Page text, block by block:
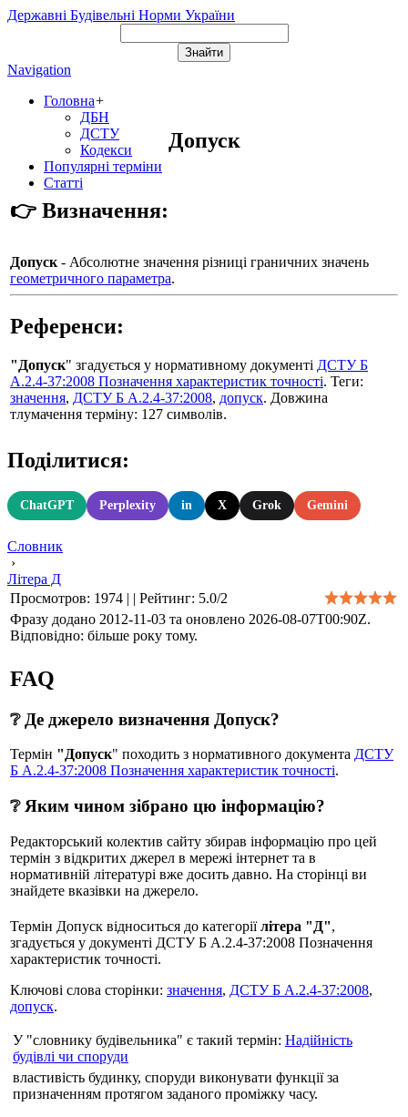
Державні Будівельні Норми України
Navigation
Головна+
ДБН
ДСТУ
Кодекси
Популярні терміни
Статті
Допуск
👉 Визначення:
Допуск - Абсолютне значення різниці граничних значень
геометричного параметра.
Референси:
"Допуск" згадується у нормативному документі ДСТУ Б
А.2.4-37:2008 Позначення характеристик точності. Теги:
значення, ДСТУ Б А.2.4-37:2008, допуск. Довжина
тлумачення терміну: 127 символів.
Поділитися:
ChatGPT Perplexity in X Grok Gemini
Словник
›
Літера Д
Просмотров: 1974 | | Рейтинг: 5.0/2
Фразу додано 2012-11-03 та оновлено 2026-08-07T00:90Z.
Відповідно: більше року тому.
FAQ
❔ Де джерело визначення Допуск?
Термін "Допуск" походить з нормативного документа ДСТУ
Б А.2.4-37:2008 Позначення характеристик точності.
❔ Яким чином зібрано цю інформацію?
Редакторський колектив сайту збирав інформацію про цей
термін з відкритих джерел в мережі інтернет та в
нормативній літературі вже досить давно. На сторінці ви
знайдете вказівки на джерело.
Термін Допуск відноситься до категоріїлітера "Д",
згадується у документі ДСТУ Б А.2.4-37:2008 Позначення
характеристик точності.
Ключові слова сторінки: значення, ДСТУ Б А.2.4-37:2008,
допуск.
У "словнику будівельника" є такий термін: Надійність
будівлі чи споруди
властивість будинку, споруди виконувати функції за
призначенням протягом заданого проміжку часу.